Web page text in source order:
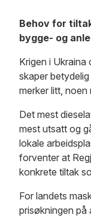
Behov for
bygge- og
Krigen i
skaper
merker litt, noen
Det mest
mest utsatt og
lokale
forventer at
konkrete tiltak
For landets
prisøkningen på